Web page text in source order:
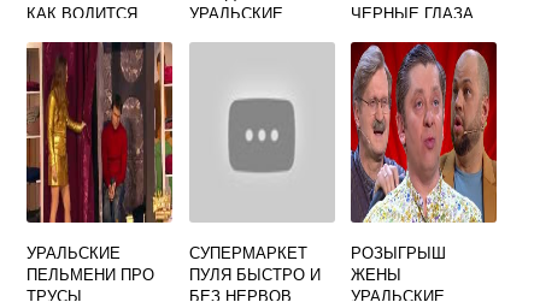
КАК ВОДИТСЯ
ПЕЛЬМЕНИ
УРАЛЬСКИЕ
ЧЕРНЫЕ ГЛАЗА
УРАЛЬСКИЕ
ПЕЛЬМЕНИ ПРО
ТРУСЫ
СУПЕРМАРКЕТ
ПУЛЯ БЫСТРО И
БЕЗ НЕРВОВ
РОЗЫГРЫШ
ЖЕНЫ
УРАЛЬСКИЕ